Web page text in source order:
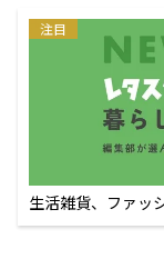
注目
生活雑貨、ファッ
えるECサイト